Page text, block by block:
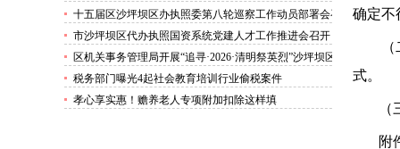
执照提质森林防火等工作
十五届区沙坪坝区办执照委第八轮巡察工作动员部署会召
开
市沙坪坝区代办执照国资系统党建人才工作推进会召开
区机关事务管理局开展“追寻·2026·清明祭英烈”沙坪坝区
代办营业执照主题活动
税务部门曝光4起社会教育培训行业偷税案件
孝心享实惠！赡养老人专项附加扣除这样填
确定不
式。
附